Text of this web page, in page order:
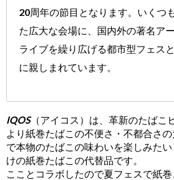
20周年の節目となります。いくつ
た広大な会場に、国内外の著名ア
ライブを繰り広げる都市型フェス
に親しまれています。
IQOS（アイコス）は、革新のたばこ
より紙巻たばこの不便さ・不都合さ
で本物のたばこの味わいを楽しみた
けの紙巻たばこの代替品です。
こことコラボしたので夏フェスで紙